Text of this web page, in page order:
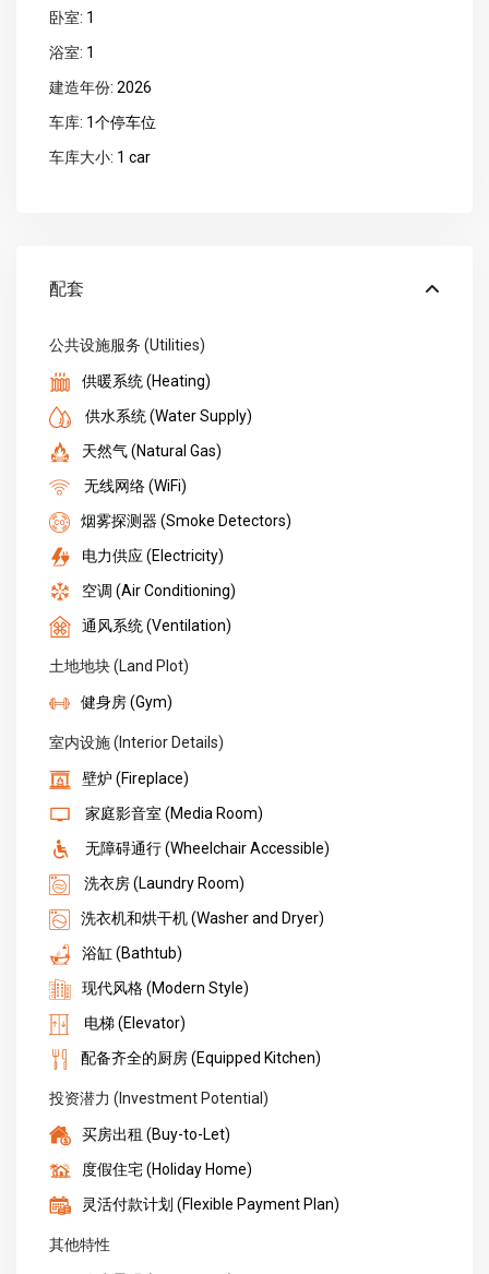
卧室: 1
浴室: 1
建造年份: 2026
车库: 1个停车位
车库大小: 1 car
配套
公共设施服务 (Utilities)
供暖系统 (Heating)
供水系统 (Water Supply)
天然气 (Natural Gas)
无线网络 (WiFi)
烟雾探测器 (Smoke Detectors)
电力供应 (Electricity)
空调 (Air Conditioning)
通风系统 (Ventilation)
土地地块 (Land Plot)
健身房 (Gym)
室内设施 (Interior Details)
壁炉 (Fireplace)
家庭影音室 (Media Room)
无障碍通行 (Wheelchair Accessible)
洗衣房 (Laundry Room)
洗衣机和烘干机 (Washer and Dryer)
浴缸 (Bathtub)
现代风格 (Modern Style)
电梯 (Elevator)
配备齐全的厨房 (Equipped Kitchen)
投资潜力 (Investment Potential)
买房出租 (Buy-to-Let)
度假住宅 (Holiday Home)
灵活付款计划 (Flexible Payment Plan)
其他特性